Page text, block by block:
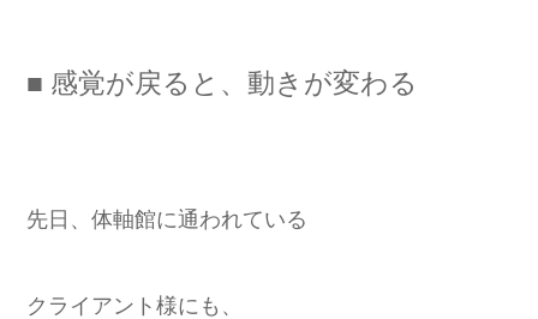
■ 感覚が戻ると、動きが変わる
先日、体軸館に通われている
クライアント様にも、